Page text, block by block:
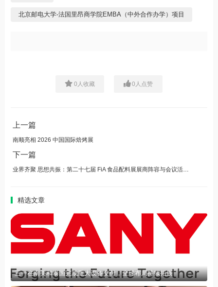
北京邮电大学-法国里昂商学院EMBA（中外合作办学）项目
0 人收藏 0 人点赞
上一篇
南顺亮相 2026 中国国际焙烤展
下一篇
业界齐聚 思想共振：第二十七届 FiA 食品配料展展商阵容与会议活动揭晓
精选文章
三一在南美和泰国完成重大设备交付，全球布局持续拓展